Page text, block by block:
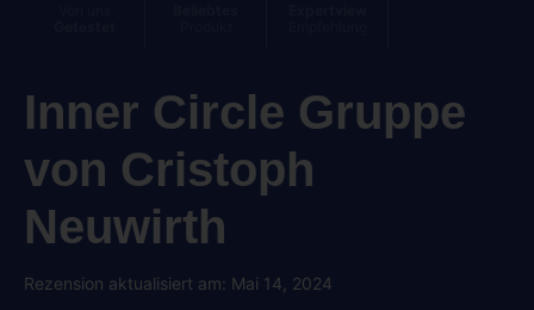
Inner Circle Gruppe
von Cristoph
Neuwirth
Rezension aktualisiert am: Mai 14, 2024